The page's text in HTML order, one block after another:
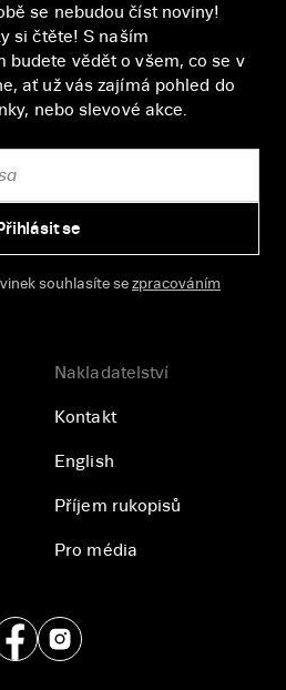
se nebudou číst noviny!
si čtěte! S naším
budete vědět o všem, co se v
ať už vás zajímá pohled do
nebo slevové akce.
se
souhlasíte se zpracováním
Nakladatelství
Kontakt
English
Příjem rukopisů
Pro média